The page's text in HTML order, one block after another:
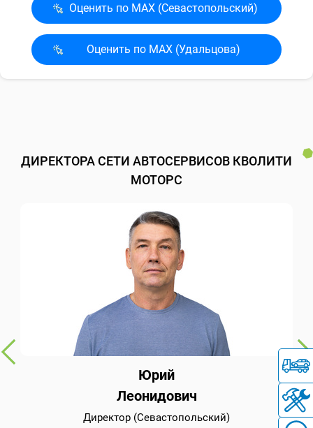
Оценить по MAX (Севасто­польский)
Оценить по MAX (Удальцова)
ДИРЕКТОРА СЕТИ АВТОСЕРВИСОВ КВОЛИТИ
МОТОРС
Юрий
Леонидович
Директор (Севастопольский)